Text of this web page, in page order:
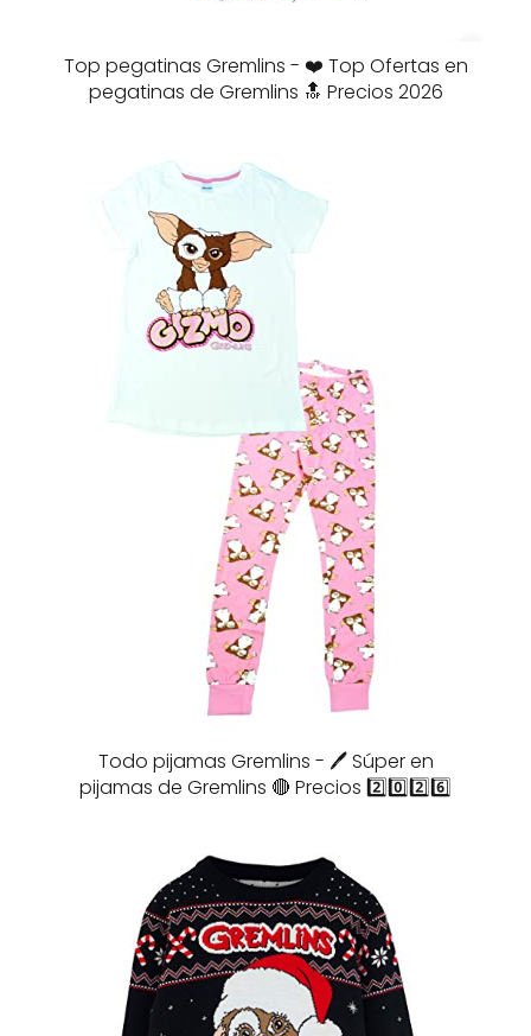
Top pegatinas Gremlins - ❤️ Top Ofertas en
pegatinas de Gremlins 🔝 Precios 2026
Todo pijamas Gremlins - 🖊️ Súper en
pijamas de Gremlins 🔴 Precios 2️⃣0️⃣2️⃣6️⃣